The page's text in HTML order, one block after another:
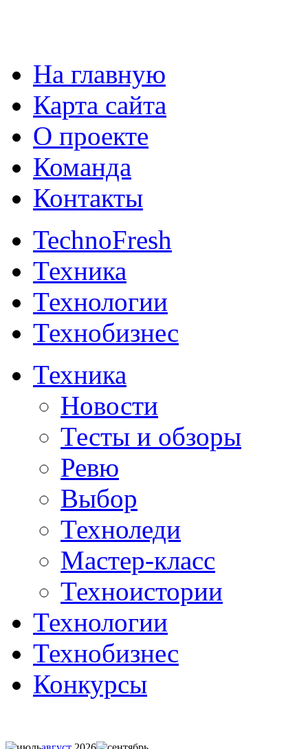
На главную
Карта сайта
О проекте
Команда
Контакты
TechnoFresh
Техника
Технологии
Технобизнес
Техника
Новости
Тесты и обзоры
Ревю
Выбор
Техноледи
Мастер-класс
Техноистории
Технологии
Технобизнес
Конкурсы